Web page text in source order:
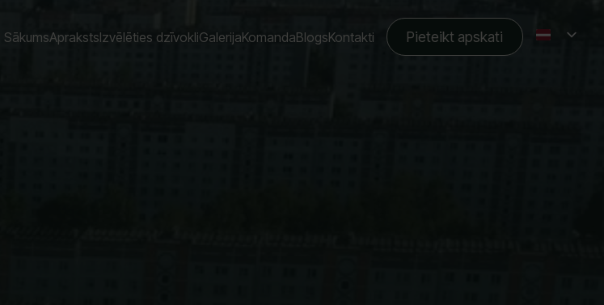
SākumsAprakstsIzvēlēties dzīvokliGalerijaKomandaBlogsKontakti Pieteikt apskati